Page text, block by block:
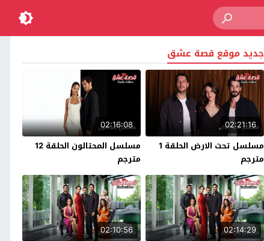
جديد موقع قصة عشق
02:21:16
مسلسل تحت الارض الحلقة 1
مترجم
02:16:08
مسلسل المحتالون الحلقة 12
مترجم
02:14:29
02:10:56